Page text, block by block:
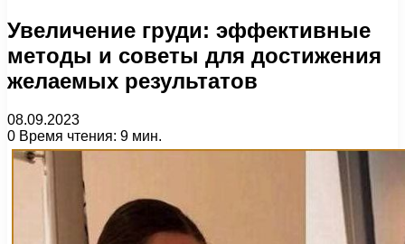
Увеличение груди: эффективные
методы и советы для достижения
желаемых результатов
08.09.2023
0 Время чтения: 9 мин.